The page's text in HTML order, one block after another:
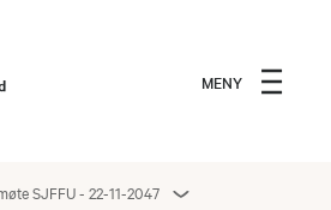
MENY
SJFFU - 22-11-2047